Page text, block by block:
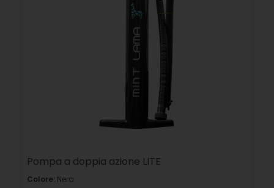
Pompa a doppia azione LITE
Colore: Nera